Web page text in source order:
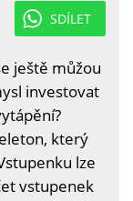
SDÍLET
ještě můžou
investovat
který
lze
vstupenek